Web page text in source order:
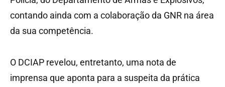
contando ainda com a colaboração da GNR na área
da sua competência.
O DCIAP revelou, entretanto, uma nota de
imprensa que aponta para a suspeita da prática